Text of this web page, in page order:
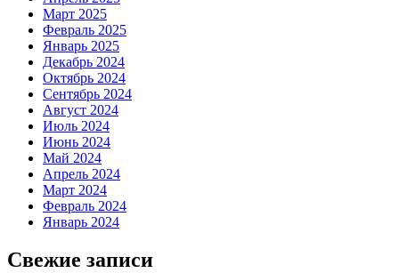
Март 2025
Февраль 2025
Январь 2025
Декабрь 2024
Октябрь 2024
Сентябрь 2024
Август 2024
Июль 2024
Июнь 2024
Май 2024
Апрель 2024
Март 2024
Февраль 2024
Январь 2024
Свежие записи